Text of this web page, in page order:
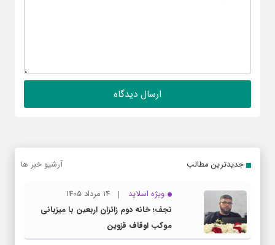
جدیدترین مطالب آرشیو خبر ها
ویژه اسلاید
14 مرداد 1405
نجف؛ خانه دوم زائران اربعین با میزبانی
موکب اوقاف قزوین